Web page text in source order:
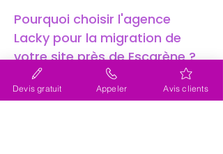
Pourquoi choisir l'agence
Lacky pour la migration de
votre site près de Escarène ?
Lorsque l'on parle de migration de site
internet (site web) près de Escarène, il est
essentiel de choisir un partenaire fiable et
Devis gratuit Appeler Avis clients